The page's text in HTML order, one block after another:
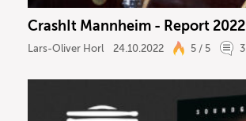
CrashIt Mannheim - Report 2022
Lars-Oliver Horl 24.10.2022 5 / 5 3